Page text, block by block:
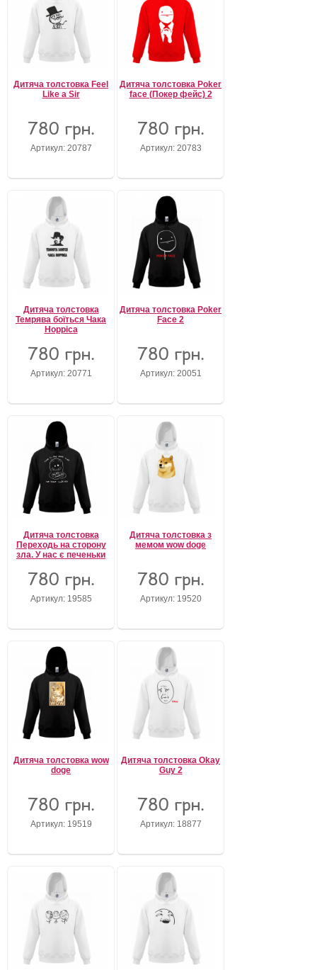
Дитяча толстовка Feel
Like a Sir
780 грн.
Артикул: 20787
Дитяча толстовка Poker
face (Покер фейс) 2
780 грн.
Артикул: 20783
Дитяча толстовка
Темрява боїться Чака
Норріса
780 грн.
Артикул: 20771
Дитяча толстовка Poker
Face 2
780 грн.
Артикул: 20051
Дитяча толстовка
Переходь на сторону
зла. У нас є печеньки
780 грн.
Артикул: 19585
Дитяча толстовка з
мемом wow doge
780 грн.
Артикул: 19520
Дитяча толстовка wow
doge
780 грн.
Артикул: 19519
Дитяча толстовка Okay
Guy 2
780 грн.
Артикул: 18877